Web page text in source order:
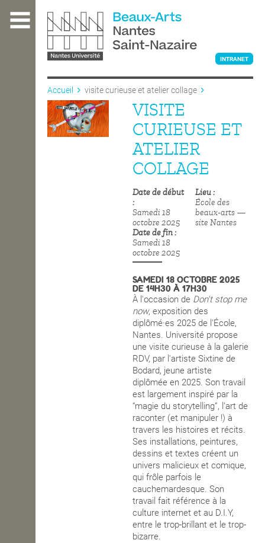
contenu
L'ÉCOLE
INTRANET
Accueil visite curieuse et atelier collage
VISITE
CURIEUSE ET
ATELIER
COLLAGE
Date de début
Samedi 18
octobre 2025
Date de fin
Samedi 18
octobre 2025
Lieu
École des
beaux-arts —
site Nantes
SAMEDI 18 OCTOBRE 2025
DE 14H30 À 17H30
À l'occasion de Don't stop me
now, exposition des
diplômé·es 2025 de l'École,
Nantes. Université propose
une visite curieuse à la galerie
RDV, par l'artiste Sixtine de
Bodard, jeune artiste
diplômée en 2025. Son travail
est largement inspiré par la
“magie du storytelling”, l’art de
raconter (et manipuler !) à
travers les histoires et récits.
Ses installations, peintures,
dessins et textes créent un
univers malicieux et comique,
qui frôle parfois le
cauchemardesque. Son
travail fait référence à la
culture internet et au D.I.Y,
entre le trop-brillant et le trop-
bizarre.